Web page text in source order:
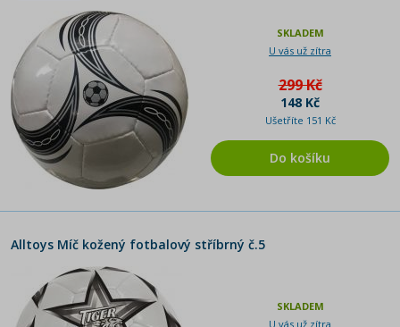
SKLADEM
U vás už zítra
299 Kč
148 Kč
Ušetříte 151 Kč
Do košíku
Alltoys Míč kožený fotbalový stříbrný č.5
SKLADEM
U vás už zítra